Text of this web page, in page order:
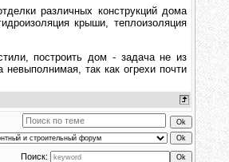
различных конструкций дома
крыши, теплоизоляция
построить дом - задача не из
так как огрехи почти
Поиск: